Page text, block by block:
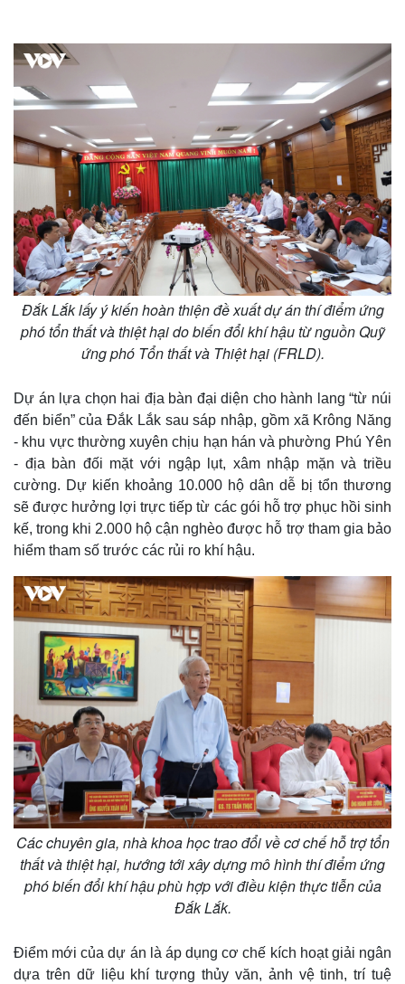
Thế giới
Quan sát
Cuộc sống đó đây
Hồ sơ
Multimedia
Video
Ảnh
E-Magazine
Infographic
e
Đắk Lắk lấy ý kiến hoàn thiện đề xuất dự án thí điểm ứng
phó tổn thất và thiệt hại do biến đổi khí hậu từ nguồn Quỹ
ứng phó Tổn thất và Thiệt hại (FRLD).
Dự án lựa chọn hai địa bàn đại diện cho hành lang “từ núi
đến biển” của Đắk Lắk sau sáp nhập, gồm xã Krông Năng
- khu vực thường xuyên chịu hạn hán và phường Phú Yên
- địa bàn đối mặt với ngập lụt, xâm nhập mặn và triều
cường. Dự kiến khoảng 10.000 hộ dân dễ bị tổn thương
sẽ được hưởng lợi trực tiếp từ các gói hỗ trợ phục hồi sinh
kế, trong khi 2.000 hộ cận nghèo được hỗ trợ tham gia bảo
hiểm tham số trước các rủi ro khí hậu.
Các chuyên gia, nhà khoa học trao đổi về cơ chế hỗ trợ tổn
thất và thiệt hại, hướng tới xây dựng mô hình thí điểm ứng
phó biến đổi khí hậu phù hợp với điều kiện thực tiễn của
Đắk Lắk.
Điểm mới của dự án là áp dụng cơ chế kích hoạt giải ngân
dựa trên dữ liệu khí tượng thủy văn, ảnh vệ tinh, trí tuệ